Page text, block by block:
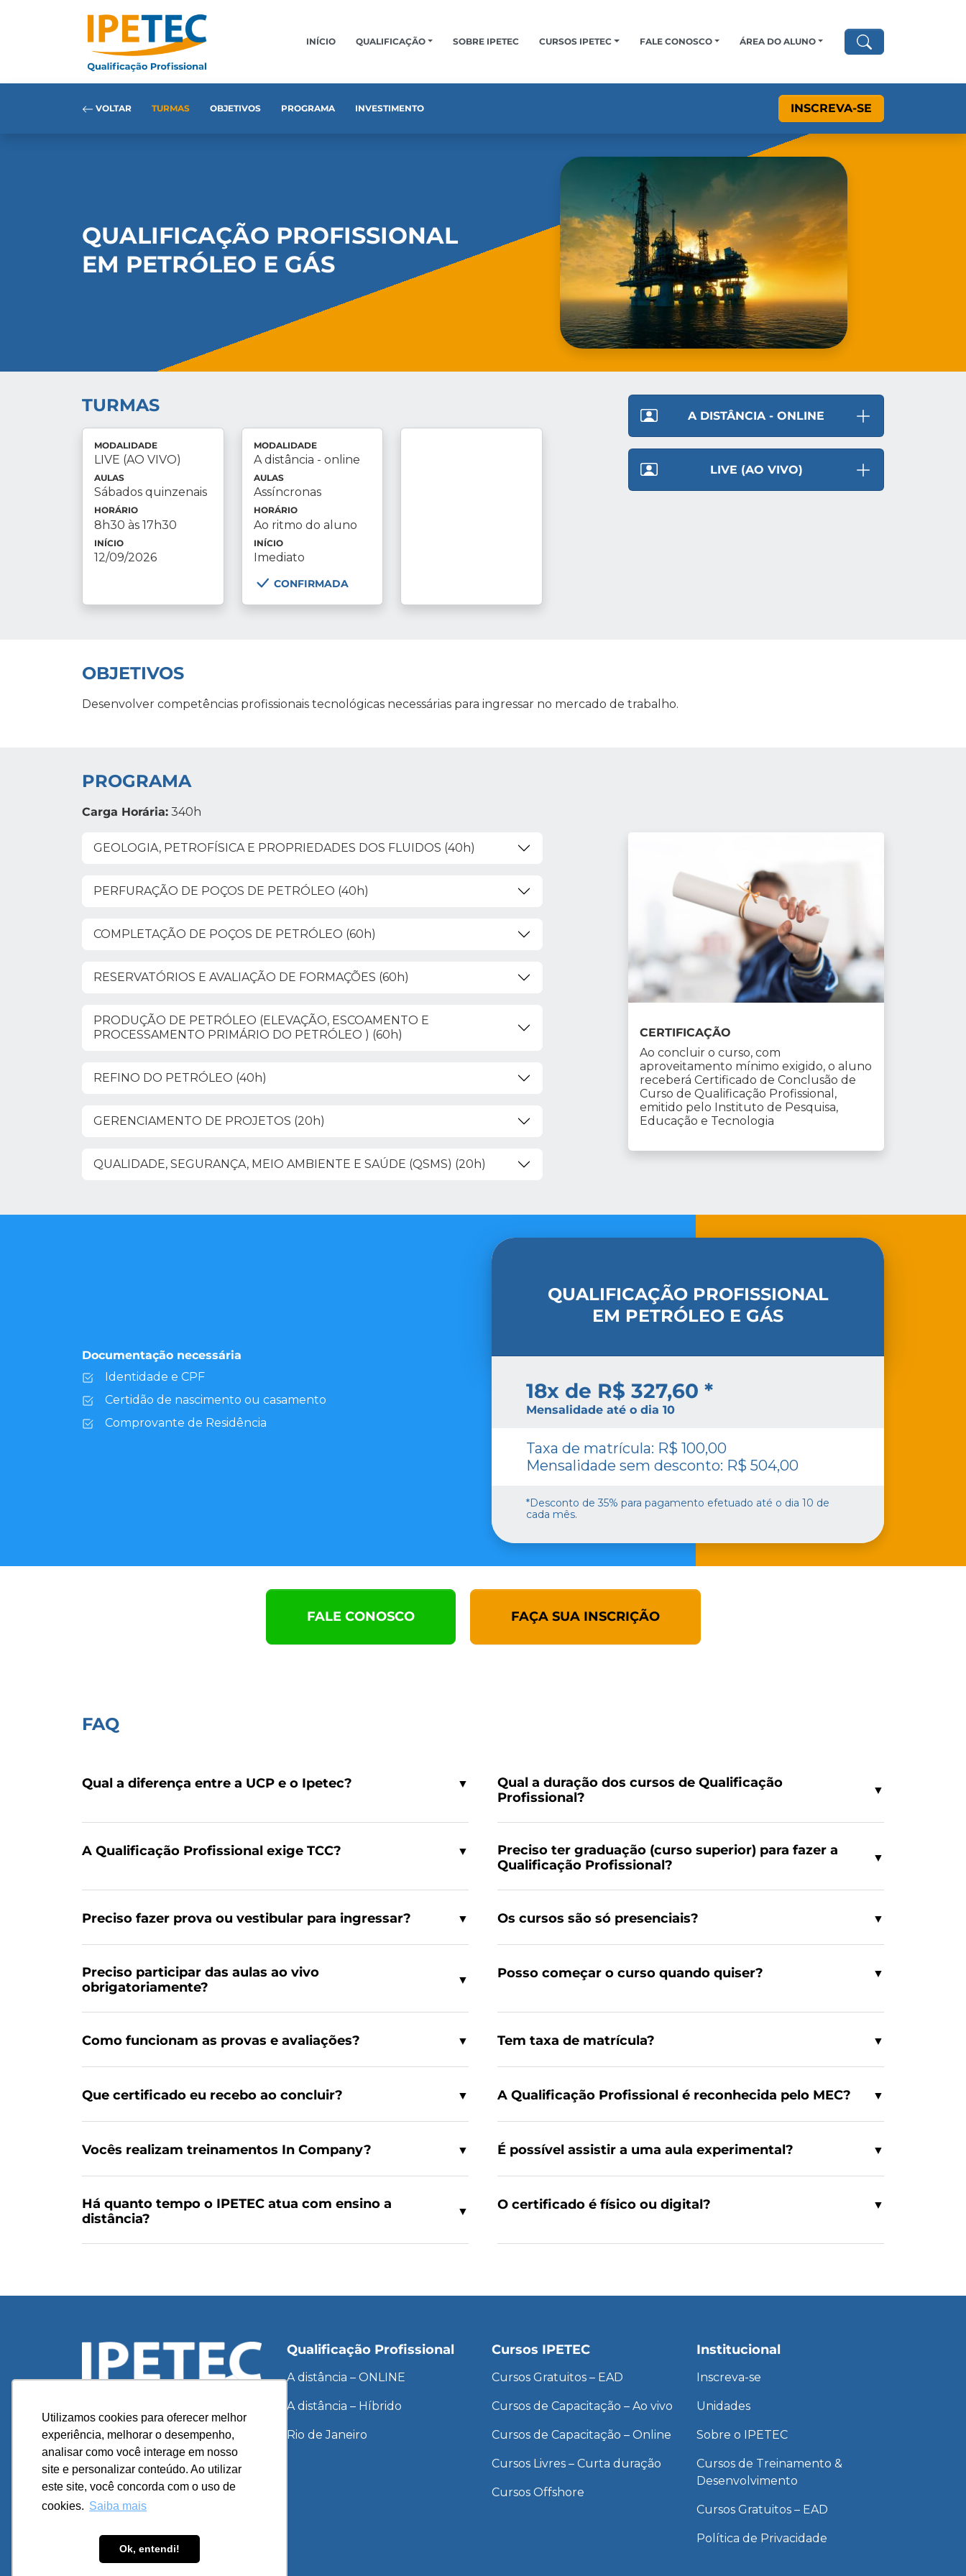
Utilizamos cookies para oferecer melhor
experiência, melhorar o desempenho,
analisar como você interage em nosso
site e personalizar conteúdo. Ao utilizar
este site, você concorda com o uso de
cookies. Saiba mais
Ok, entendi!
INÍCIO QUALIFICAÇÃO SOBRE IPETEC CURSOS IPETEC FALE CONOSCO ÁREA DO ALUNO
INSCREVA-SE
VOLTAR TURMAS OBJETIVOS PROGRAMA INVESTIMENTO
QUALIFICAÇÃO PROFISSIONAL
EM PETRÓLEO E GÁS
TURMAS
MODALIDADE
LIVE (AO VIVO)
AULAS
Sábados quinzenais
HORÁRIO
8h30 às 17h30
INÍCIO
12/09/2026
MODALIDADE
A distância - online
AULAS
Assíncronas
HORÁRIO
Ao ritmo do aluno
INÍCIO
Imediato
CONFIRMADA
A DISTÂNCIA - ONLINE
LIVE (AO VIVO)
OBJETIVOS
Desenvolver competências profissionais tecnológicas necessárias para ingressar no mercado de trabalho.
PROGRAMA
Carga Horária: 340h
GEOLOGIA, PETROFÍSICA E PROPRIEDADES DOS FLUIDOS (40h)
PERFURAÇÃO DE POÇOS DE PETRÓLEO (40h)
COMPLETAÇÃO DE POÇOS DE PETRÓLEO (60h)
RESERVATÓRIOS E AVALIAÇÃO DE FORMAÇÕES (60h)
PRODUÇÃO DE PETRÓLEO (ELEVAÇÃO, ESCOAMENTO E
PROCESSAMENTO PRIMÁRIO DO PETRÓLEO ) (60h)
REFINO DO PETRÓLEO (40h)
GERENCIAMENTO DE PROJETOS (20h)
QUALIDADE, SEGURANÇA, MEIO AMBIENTE E SAÚDE (QSMS) (20h)
CERTIFICAÇÃO
Ao concluir o curso, com
aproveitamento mínimo exigido, o aluno
receberá Certificado de Conclusão de
Curso de Qualificação Profissional,
emitido pelo Instituto de Pesquisa,
Educação e Tecnologia
Documentação necessária
Identidade e CPF
Certidão de nascimento ou casamento
Comprovante de Residência
QUALIFICAÇÃO PROFISSIONAL
EM PETRÓLEO E GÁS
18x de R$ 327,60 *
Mensalidade até o dia 10
Taxa de matrícula: R$ 100,00
Mensalidade sem desconto: R$ 504,00
*Desconto de 35% para pagamento efetuado até o dia 10 de
cada mês.
FALE CONOSCO FAÇA SUA INSCRIÇÃO
FAQ
Qual a diferença entre a UCP e o Ipetec? ▼
Qual a duração dos cursos de Qualificação
Profissional?
▼
A Qualificação Profissional exige TCC? ▼
Preciso ter graduação (curso superior) para fazer a
Qualificação Profissional?
▼
Preciso fazer prova ou vestibular para ingressar? ▼ Os cursos são só presenciais? ▼
Preciso participar das aulas ao vivo
obrigatoriamente?
▼ Posso começar o curso quando quiser? ▼
Como funcionam as provas e avaliações? ▼ Tem taxa de matrícula? ▼
Que certificado eu recebo ao concluir? ▼ A Qualificação Profissional é reconhecida pelo MEC? ▼
Vocês realizam treinamentos In Company? ▼ É possível assistir a uma aula experimental? ▼
Há quanto tempo o IPETEC atua com ensino a
distância?
▼ O certificado é físico ou digital? ▼
atendimento@ipetec.com.br
(21) 3525-2566
(22) 98878-0128
Segunda a sexta-feira: 8h às 21h
Sábado: 7h30 às 16h
Qualificação Profissional
A distância – ONLINE
A distância – Híbrido
Rio de Janeiro
Cursos IPETEC
Cursos Gratuitos – EAD
Cursos de Capacitação – Ao vivo
Cursos de Capacitação – Online
Cursos Livres – Curta duração
Cursos Offshore
Institucional
Inscreva-se
Unidades
Sobre o IPETEC
Cursos de Treinamento &
Desenvolvimento
Cursos Gratuitos – EAD
Política de Privacidade